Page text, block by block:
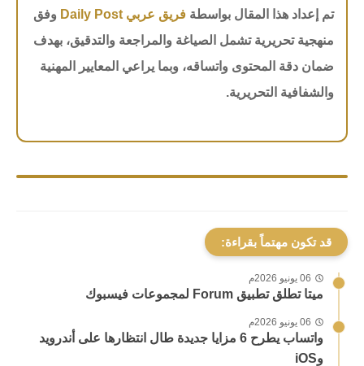
تم إعداد هذا المقال بواسطة فريق عربي Daily Post
وفق
منهجية تحريرية تشمل الصياغة والمراجعة والتدقيق، بهدف
ضمان دقة المحتوى واتساقه، وبما يراعي المعايير المهنية
والشفافية التحريرية.
قد تكون مهتماً بقراءة:
06 يونيو 2026م
ميتا تطلق تطبيق Forum لمجموعات فيسبوك
06 يونيو 2026م
واتساب يطرح 6 مزايا جديدة طال انتظارها على أندرويد
وiOS